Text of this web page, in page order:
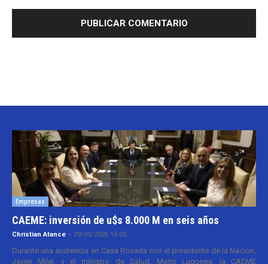
Empresas
CAEME: inversión de u$s 8.000 M en seis años
Christian Atance - 29/05/2026 15:00
Durante una audiencia en Casa Rosada con el presidente de la Nación,
Javier Milei, y el ministro de Salud, Mario Lugones, la CAEME